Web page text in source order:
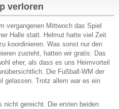
verloren
vergangenen Mittwoch das Spiel
Halle statt. Helmut hatte viel Zeit
koordinieren. Was sonst nur den
zusteht, hatten wir gratis: Das
eher, als dass es uns Heimvorteil
Die Fußball-WM der
gelassen. Trotz allem war es ein
nicht gereicht. Die ersten beiden